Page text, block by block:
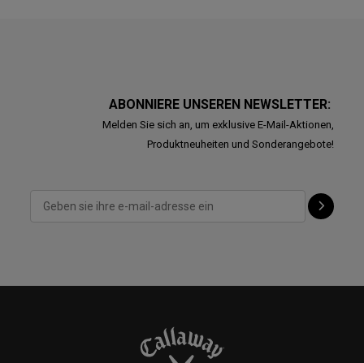
ABONNIERE UNSEREN NEWSLETTER:
Melden Sie sich an, um exklusive E-Mail-Aktionen,
Produktneuheiten und Sonderangebote!